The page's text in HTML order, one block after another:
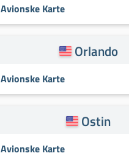
Avionske Karte
Orlando
Avionske Karte
Ostin
Avionske Karte